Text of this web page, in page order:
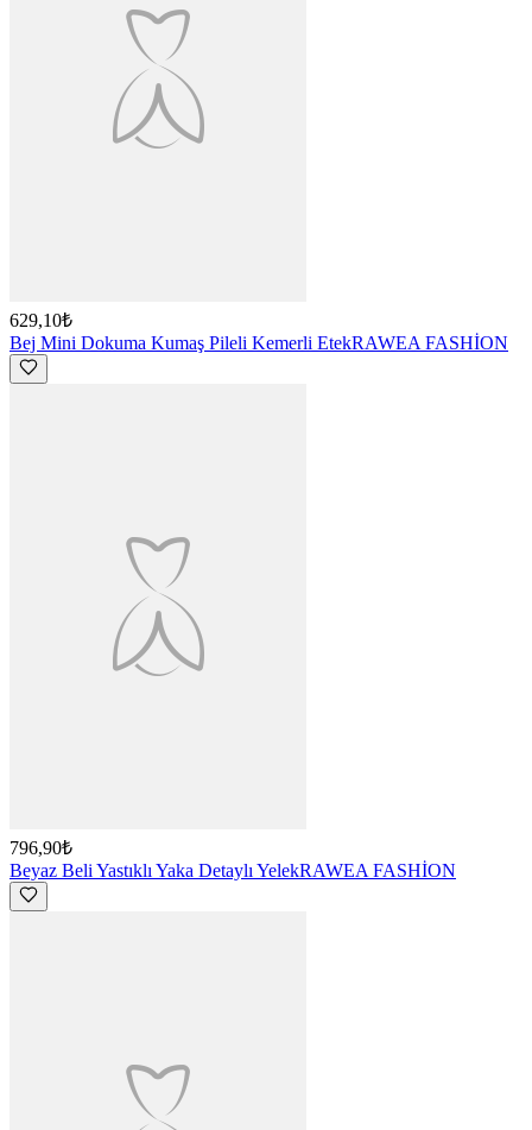
629,10₺
Bej Mini Dokuma Kumaş Pileli Kemerli EtekRAWEA FASHİON
796,90₺
Beyaz Beli Yastıklı Yaka Detaylı YelekRAWEA FASHİON